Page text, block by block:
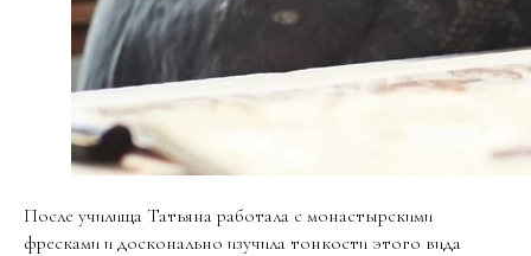
После училища Татьяна работала с монастырскими
фресками и досконально изучила тонкости этого вида